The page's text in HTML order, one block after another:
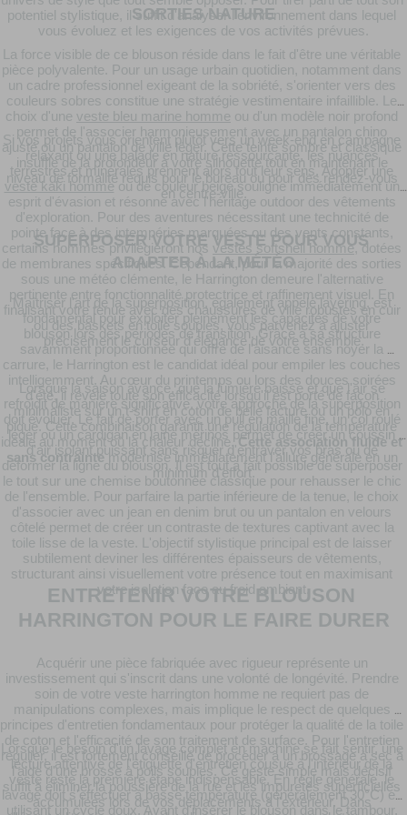
potentiel stylistique, il suffit d'analyser l'environnement dans lequel
vous évoluez et les exigences de vos activités prévues.
SORTIES NATURE
La force visible de ce blouson réside dans le fait d'être une véritable
pièce polyvalente. Pour un usage urbain quotidien, notamment dans
un cadre professionnel exigeant de la sobriété, s'orienter vers des
couleurs sobres constitue une stratégie vestimentaire infaillible. Le
choix d'une veste bleu marine homme ou d'un modèle noir profond
permet de l'associer harmonieusement avec un pantalon chino
ajusté ou un pantalon de ville léger. Cette teinte sombre et classique
insuffle de la profondeur à votre silhouette tout en maintenant le
niveau de formalité requis pour le bureau ou pour des rendez-vous
en centre-ville.
Si vos projets vous orientent plutôt vers un week-end en campagne
relaxant ou une balade en nature ressourçante, les nuances
veste kaki homme ou de couleur beige souligne immédiatement un
esprit d'évasion et résonne avec l'héritage outdoor des vêtements
d'exploration. Pour des aventures nécessitant une technicité de
pointe face à des intempéries marquées ou des vents constants,
certains hommes privilégieront nos vestes softshell homme, dotées
de membranes spécifiques. Cependant, pour la majorité des sorties
sous une météo clémente, le Harrington demeure l'alternative
pertinente entre fonctionnalité protectrice et raffinement visuel. En
finalisant votre tenue avec des chaussures de ville robustes en cuir
ou des baskets en toile souples, vous parvenez à ajuster
précisément le curseur d'élégance de votre ensemble.
SUPERPOSER VOTRE VESTE POUR VOUS
ADAPTER À LA MÉTÉO
Maîtriser l'art de la superposition, également appelé layering, est
fondamental pour exploiter pleinement les capacités de votre
blouson lors des périodes de transition. Grâce à sa structure
savamment proportionnée qui offre de l'aisance sans noyer la
carrure, le Harrington est le candidat idéal pour empiler les couches
intelligemment. Au cœur du printemps ou lors des douces soirées
d'été, il révèle toute son efficacité lorsqu'il est porté de façon
minimaliste sur un t-shirt en coton de belle facture ou un polo en
piqué. Cette combinaison garantit une régulation de la température
idéale au moment où la chaleur décline. Cette association fluide et
sans contrainte modernise immédiatement l'allure générale en un
minimum d'effort.
Lorsque la saison avance, que la lumière baisse et que l'air se
refroidit de manière significative, votre approche de la superposition
doit évoluer. Le fait de porter avec un pull en maille fine, un col roulé
léger ou un cardigan en laine mérinos permet de créer un coussin
d'air isolant puissant sans risquer d'entraver vos bras ou de
déformer la ligne du blouson. Il est tout à fait possible de superposer
le tout sur une chemise boutonnée classique pour rehausser le chic
de l'ensemble. Pour parfaire la partie inférieure de la tenue, le choix
d'associer avec un jean en denim brut ou un pantalon en velours
côtelé permet de créer un contraste de textures captivant avec la
toile lisse de la veste. L'objectif stylistique principal est de laisser
subtilement deviner les différentes épaisseurs de vêtements,
structurant ainsi visuellement votre présence tout en maximisant
votre isolation face au froid ambiant.
ENTRETENIR VOTRE BLOUSON
HARRINGTON POUR LE FAIRE DURER
Acquérir une pièce fabriquée avec rigueur représente un
investissement qui s'inscrit dans une volonté de longévité. Prendre
soin de votre veste harrington homme ne requiert pas de
manipulations complexes, mais implique le respect de quelques
principes d'entretien fondamentaux pour protéger la qualité de la toile
de coton et l'efficacité de son traitement de surface. Pour l'entretien
régulier, il est fortement conseillé de procéder à un brossage à sec à
l'aide d'une brosse à poils souples. Ce geste simple mais décisif
suffit à éliminer la poussière de la rue et les impuretés superficielles
accumulées lors de vos déplacements à l'extérieur. Dans
Lorsque le besoin d'un lavage complet en machine se fait sentir, une
lecture attentive de l'étiquette d'entretien cousue à l'intérieur de la
veste reste la première étape indispensable. En règle générale, le
lavage doit s'effectuer à basse température (généralement 30°C) en
utilisant un cycle doux. Avant d'insérer le blouson dans le tambour,